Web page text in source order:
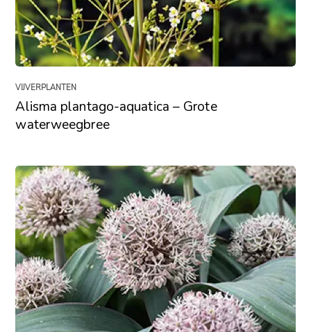
VIJVERPLANTEN
Alisma plantago-aquatica – Grote
waterweegbree